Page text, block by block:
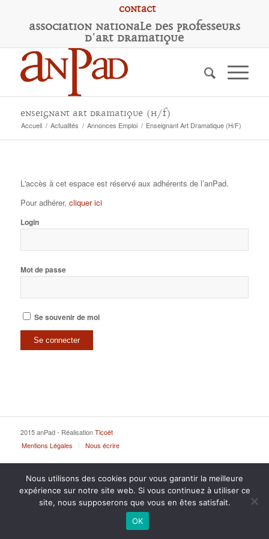
Contact
Association Nationale des Professeurs
d'Art Dramatique
Enseignant Art Dramatique (H/F)
Accueil / Actualités / Annonces Emploi / Enseignant Art Dramatique (H/F)
L'accès à cet espace est réservé aux adhérents de l’anPad.
Pour adhérer, cliquer ici
Login
Mot de passe
Se souvenir de moi
2015 anPad - RéalisationTicoët
Mentions Légales
Nous écrire
Nous utilisons des cookies pour vous garantir la meilleure
expérience sur notre site web. Si vous continuez à utiliser ce
site, nous supposerons que vous en êtes satisfait.
OK